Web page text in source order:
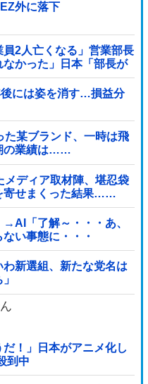
外に落下
2人亡くなる」営業部長
なかった」日本「部長が
オン「再入館可能の事
には姿を消す…損益分
た某ブランド、一時は飛
の業績は……
メディア取材陣、堪忍袋
寄せまくった結果……
「了解～・・・あ、
い事態に・・・
わ新選組、新たな党名は
！」日本がアニメ化し
到中